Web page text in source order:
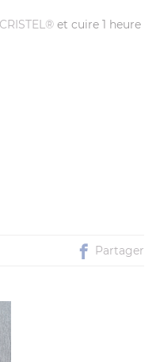
et cuire 1 heure
Partager